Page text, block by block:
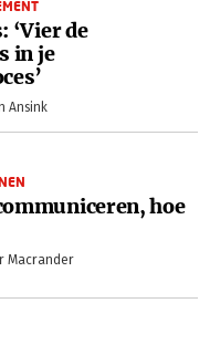
‘Vier de
in je
Ansink
hoe
Macrander